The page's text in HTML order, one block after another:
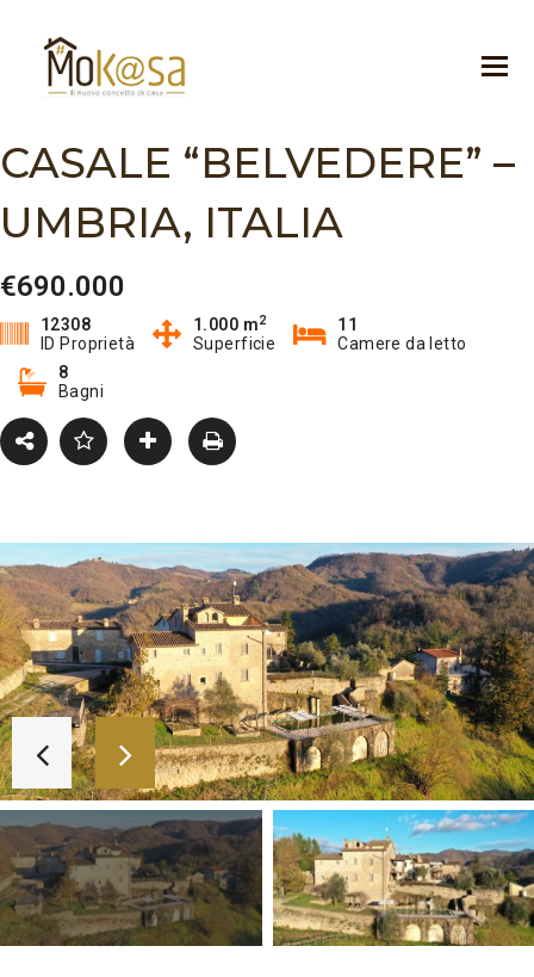
CASALE “BELVEDERE” –
UMBRIA, ITALIA
€690.000
12308
ID Proprietà
1.000 m2
Superficie
11
Camere da letto
8
Bagni